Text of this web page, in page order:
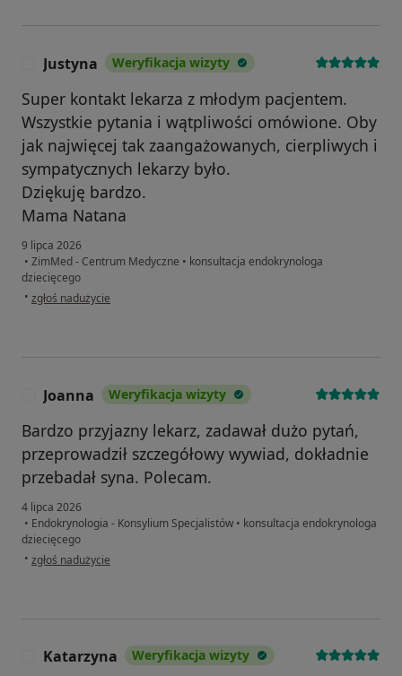
Justyna Weryfikacja wizyty
Super kontakt lekarza z młodym pacjentem.
Wszystkie pytania i wątpliwości omówione. Oby
jak najwięcej tak zaangażowanych, cierpliwych i
sympatycznych lekarzy było.
Dziękuję bardzo.
Mama Natana
9 lipca 2026
• ZimMed - Centrum Medyczne • konsultacja endokrynologa
dziecięcego
• w opinii użytkownika Justyna
zgłoś nadużycie
Joanna Weryfikacja wizyty
Bardzo przyjazny lekarz, zadawał dużo pytań,
przeprowadził szczegółowy wywiad, dokładnie
przebadał syna. Polecam.
4 lipca 2026
• Endokrynologia - Konsylium Specjalistów • konsultacja endokrynologa
dziecięcego
• w opinii użytkownika Joanna
zgłoś nadużycie
Katarzyna Weryfikacja wizyty